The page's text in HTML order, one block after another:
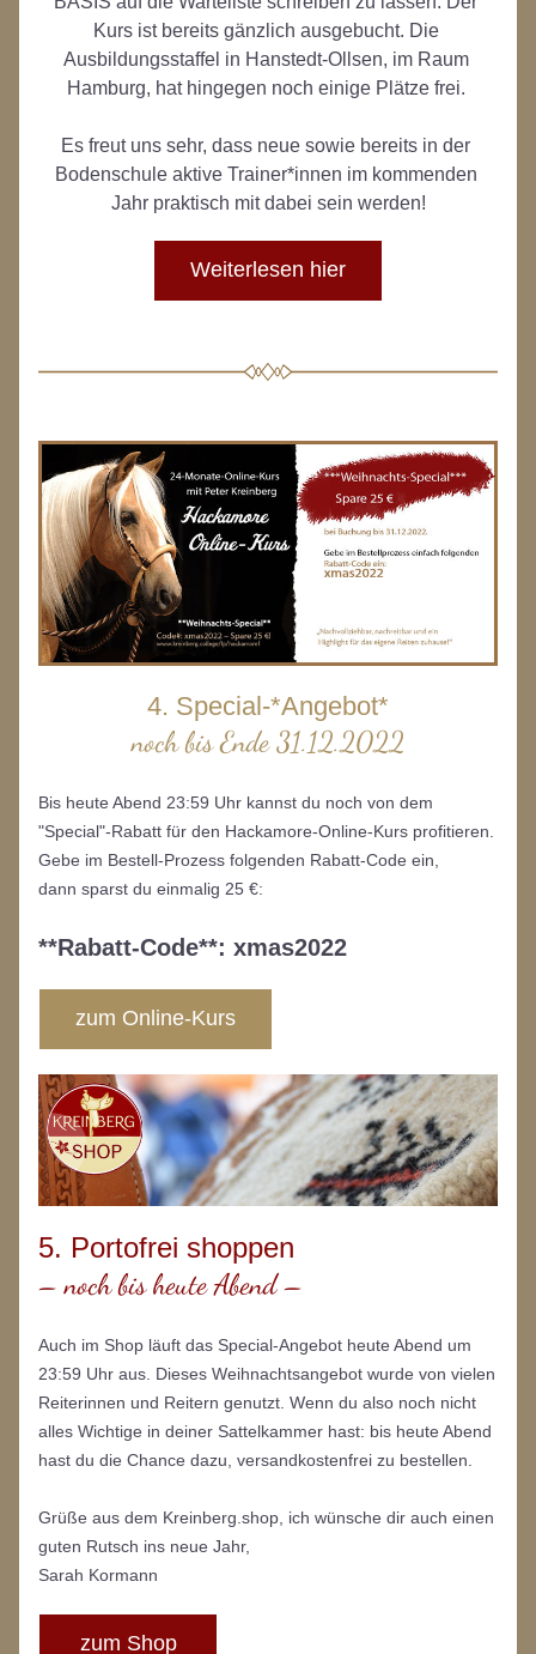
Kurs ist bereits gänzlich ausgebucht. Die
Ausbildungsstaffel in Hanstedt-Ollsen, im Raum
Hamburg, hat hingegen noch einige Plätze frei.
Es freut uns sehr, dass neue sowie bereits in der
Bodenschule aktive Trainer*innen im kommenden
Jahr praktisch mit dabei sein werden!
Weiterlesen hier
4. Special-*Angebot*
noch bis Ende 31.12.2022
Bis heute Abend 23:59 Uhr kannst du noch von dem
Gebe im Bestell-Prozess folgenden Rabatt-Code ein,
dann sparst du einmalig 25 €:
**Rabatt-Code**: xmas2022
zum Online-Kurs
5. Portofrei shoppen
– noch bis heute Abend –
Auch im Shop läuft das Special-Angebot heute Abend um
23:59 Uhr aus. Dieses Weihnachtsangebot wurde von vielen
Reiterinnen und Reitern genutzt. Wenn du also noch nicht
alles Wichtige in deiner Sattelkammer hast: bis heute Abend
hast du die Chance dazu, versandkostenfrei zu bestellen.
Grüße aus dem Kreinberg.shop, ich wünsche dir auch einen
guten Rutsch ins neue Jahr,
Sarah Kormann
zum Shop